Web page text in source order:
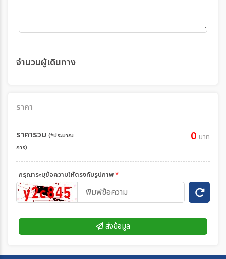
จำนวนผู้เดินทาง
ราคา
ราคารวม (*ประมาณ
การ)
0 บาท
กรุณาระบุข้อความให้ตรงกับรูปภาพ*
ส่งข้อมูล